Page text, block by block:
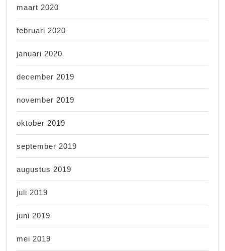
maart 2020
februari 2020
januari 2020
december 2019
november 2019
oktober 2019
september 2019
augustus 2019
juli 2019
juni 2019
mei 2019